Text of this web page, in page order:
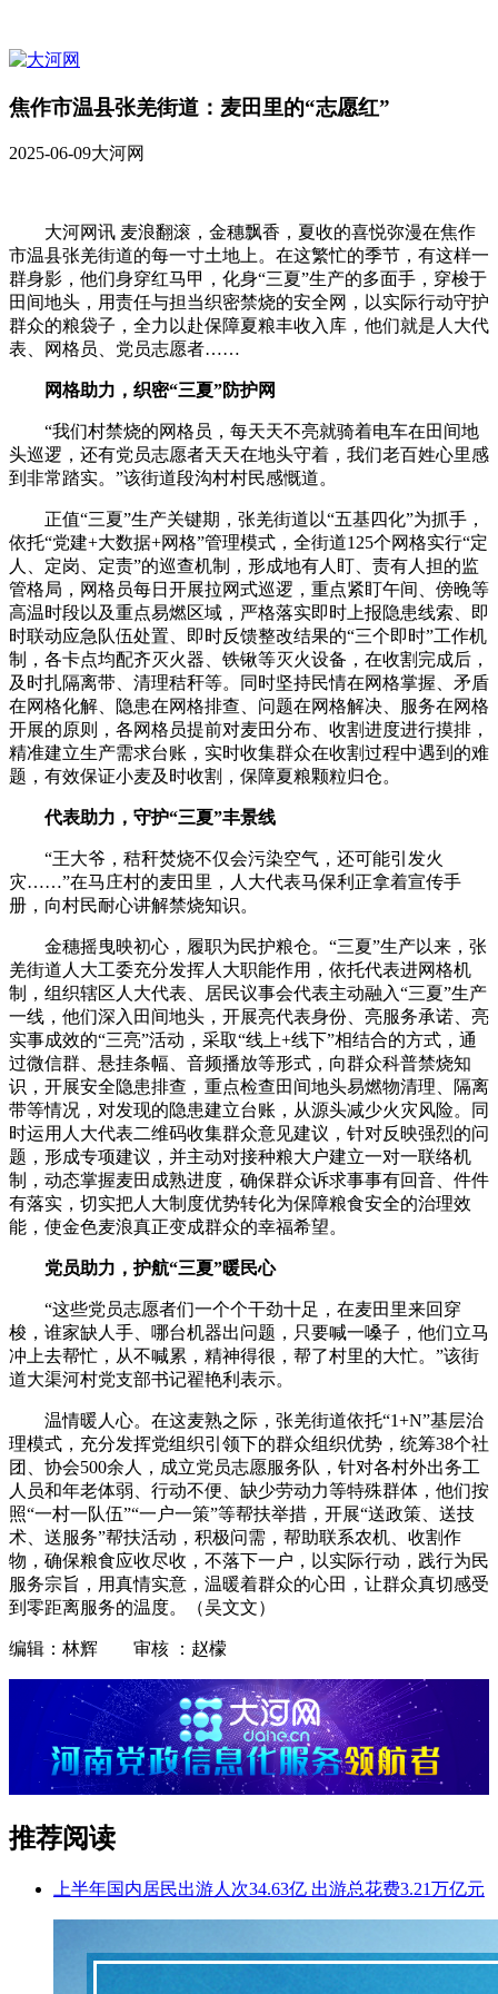
焦作市温县张羌街道：麦田里的“志愿红”
2025-06-09大河网
大河网讯 麦浪翻滚，金穗飘香，夏收的喜悦弥漫在焦作
市温县张羌街道的每一寸土地上。在这繁忙的季节，有这样一
群身影，他们身穿红马甲，化身“三夏”生产的多面手，穿梭于
田间地头，用责任与担当织密禁烧的安全网，以实际行动守护
群众的粮袋子，全力以赴保障夏粮丰收入库，他们就是人大代
表、网格员、党员志愿者……
网格助力，织密“三夏”防护网
“我们村禁烧的网格员，每天天不亮就骑着电车在田间地
头巡逻，还有党员志愿者天天在地头守着，我们老百姓心里感
到非常踏实。”该街道段沟村村民感慨道。
正值“三夏”生产关键期，张羌街道以“五基四化”为抓手，
依托“党建+大数据+网格”管理模式，全街道125个网格实行“定
人、定岗、定责”的巡查机制，形成地有人盯、责有人担的监
管格局，网格员每日开展拉网式巡逻，重点紧盯午间、傍晚等
高温时段以及重点易燃区域，严格落实即时上报隐患线索、即
时联动应急队伍处置、即时反馈整改结果的“三个即时”工作机
制，各卡点均配齐灭火器、铁锹等灭火设备，在收割完成后，
及时扎隔离带、清理秸秆等。同时坚持民情在网格掌握、矛盾
在网格化解、隐患在网格排查、问题在网格解决、服务在网格
开展的原则，各网格员提前对麦田分布、收割进度进行摸排，
精准建立生产需求台账，实时收集群众在收割过程中遇到的难
题，有效保证小麦及时收割，保障夏粮颗粒归仓。
代表助力，守护“三夏”丰景线
“王大爷，秸秆焚烧不仅会污染空气，还可能引发火
灾……”在马庄村的麦田里，人大代表马保利正拿着宣传手
册，向村民耐心讲解禁烧知识。
金穗摇曳映初心，履职为民护粮仓。“三夏”生产以来，张
羌街道人大工委充分发挥人大职能作用，依托代表进网格机
制，组织辖区人大代表、居民议事会代表主动融入“三夏”生产
一线，他们深入田间地头，开展亮代表身份、亮服务承诺、亮
实事成效的“三亮”活动，采取“线上+线下”相结合的方式，通
过微信群、悬挂条幅、音频播放等形式，向群众科普禁烧知
识，开展安全隐患排查，重点检查田间地头易燃物清理、隔离
带等情况，对发现的隐患建立台账，从源头减少火灾风险。同
时运用人大代表二维码收集群众意见建议，针对反映强烈的问
题，形成专项建议，并主动对接种粮大户建立一对一联络机
制，动态掌握麦田成熟进度，确保群众诉求事事有回音、件件
有落实，切实把人大制度优势转化为保障粮食安全的治理效
能，使金色麦浪真正变成群众的幸福希望。
党员助力，护航“三夏”暖民心
“这些党员志愿者们一个个干劲十足，在麦田里来回穿
梭，谁家缺人手、哪台机器出问题，只要喊一嗓子，他们立马
冲上去帮忙，从不喊累，精神得很，帮了村里的大忙。”该街
道大渠河村党支部书记翟艳利表示。
温情暖人心。在这麦熟之际，张羌街道依托“1+N”基层治
理模式，充分发挥党组织引领下的群众组织优势，统筹38个社
团、协会500余人，成立党员志愿服务队，针对各村外出务工
人员和年老体弱、行动不便、缺少劳动力等特殊群体，他们按
照“一村一队伍”“一户一策”等帮扶举措，开展“送政策、送技
术、送服务”帮扶活动，积极问需，帮助联系农机、收割作
物，确保粮食应收尽收，不落下一户，以实际行动，践行为民
服务宗旨，用真情实意，温暖着群众的心田，让群众真切感受
到零距离服务的温度。
（吴文文）
编辑：林辉 审核 ：赵檬
推荐阅读
上半年国内居民出游人次34.63亿 出游总花费3.21万亿元